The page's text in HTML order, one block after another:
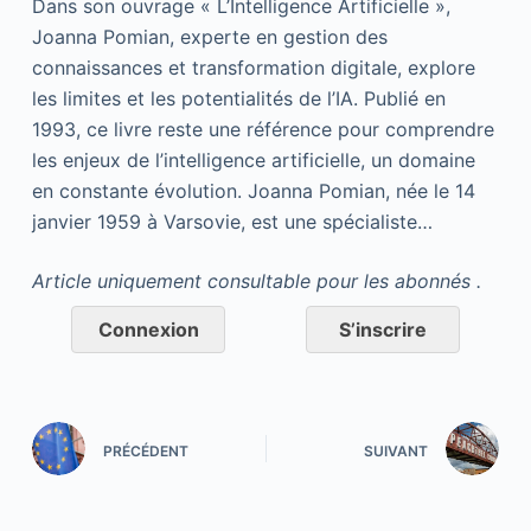
Dans son ouvrage « L’Intelligence Artificielle »,
Joanna Pomian, experte en gestion des
connaissances et transformation digitale, explore
les limites et les potentialités de l’IA. Publié en
1993, ce livre reste une référence pour comprendre
les enjeux de l’intelligence artificielle, un domaine
en constante évolution. Joanna Pomian, née le 14
janvier 1959 à Varsovie, est une spécialiste…
Article uniquement consultable pour les abonnés .
Connexion S’inscrire
PRÉCÉDENT SUIVANT